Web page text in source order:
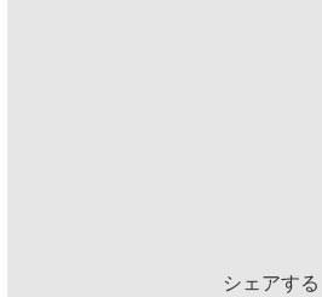
シェアする